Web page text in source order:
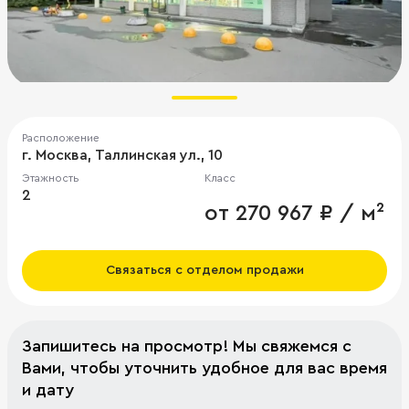
Расположение
г. Москва, Таллинская ул., 10
Этажность
2
Класс
от 270 967 ₽ / м²
Связаться с отделом продажи
Запишитесь на просмотр! Мы свяжемся с
Вами, чтобы уточнить удобное для вас время
и дату